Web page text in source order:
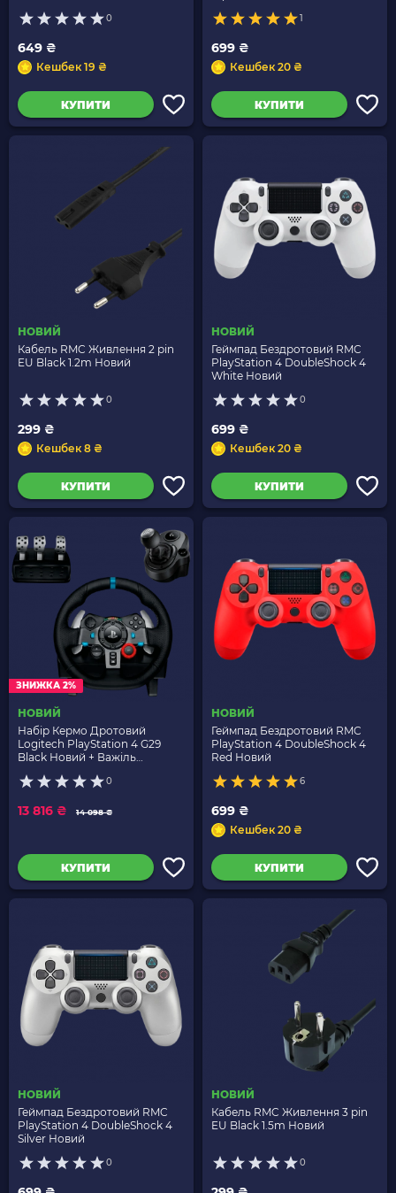
0
649 ₴
Кешбек 19 ₴
КУПИТИ
1
699 ₴
Кешбек 20 ₴
КУПИТИ
НОВИЙ
Кабель RMC Живлення 2 pin
EU Black 1.2m Новий
0
299 ₴
Кешбек 8 ₴
КУПИТИ
НОВИЙ
Геймпад Бездротовий RMC
PlayStation 4 DoubleShock 4
White Новий
0
699 ₴
Кешбек 20 ₴
КУПИТИ
ЗНИЖКА 2%
НОВИЙ
Набір Кермо Дротовий
Logitech PlayStation 4 G29
Black Новий + Важіль
Driving Force Shifter
0
14 098 ₴
13 816 ₴
КУПИТИ
НОВИЙ
Геймпад Бездротовий RMC
PlayStation 4 DoubleShock 4
Red Новий
6
699 ₴
Кешбек 20 ₴
КУПИТИ
НОВИЙ
Геймпад Бездротовий RMC
PlayStation 4 DoubleShock 4
Silver Новий
0
НОВИЙ
Кабель RMC Живлення 3 pin
EU Black 1.5m Новий
0